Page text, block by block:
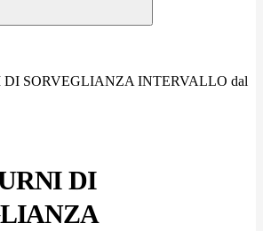
DI SORVEGLIANZA INTERVALLO dal
DI